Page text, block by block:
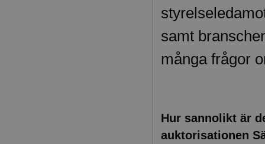
samt
många frågor
Hur sannolikt är
auktorisationen